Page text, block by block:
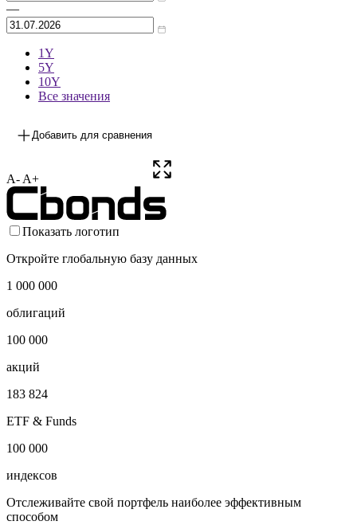
—
1Y
5Y
10Y
Все значения
Добавить для сравнения
A- A+
Показать логотип
Откройте глобальную базу данных
1 000 000
облигаций
100 000
акций
183 824
ETF & Funds
100 000
индексов
Отслеживайте свой портфель наиболее эффективным
способом